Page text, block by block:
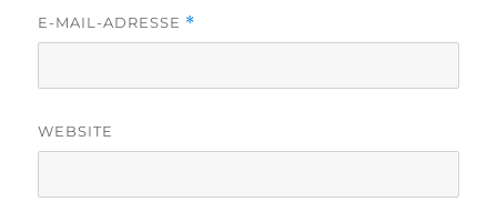
E-MAIL-ADRESSE *
WEBSITE